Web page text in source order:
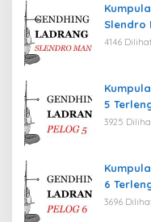
Slendro
4146 Dilihat
5
3925
6
3696